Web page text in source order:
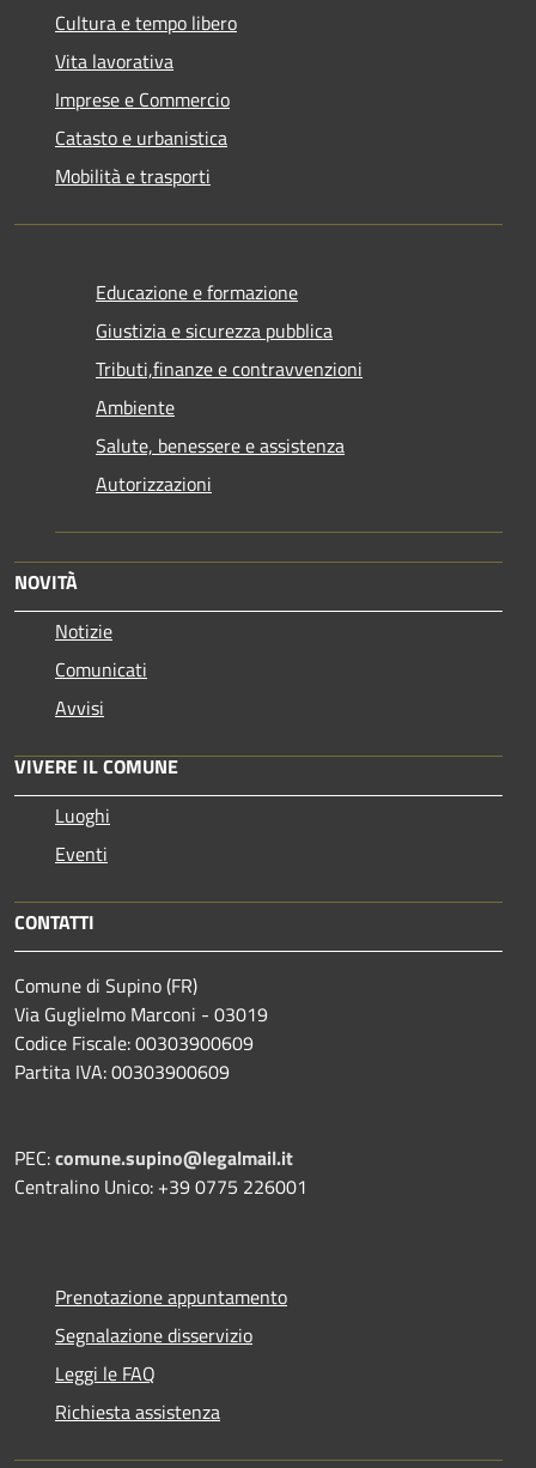
Cultura e tempo libero
Vita lavorativa
Imprese e Commercio
Catasto e urbanistica
Mobilità e trasporti
Educazione e formazione
Giustizia e sicurezza pubblica
Tributi,finanze e contravvenzioni
Ambiente
Salute, benessere e assistenza
Autorizzazioni
NOVITÀ
Notizie
Comunicati
Avvisi
VIVERE IL COMUNE
Luoghi
Eventi
CONTATTI
Comune di Supino (FR)
Via Guglielmo Marconi - 03019
Codice Fiscale: 00303900609
Partita IVA: 00303900609
PEC:comune.supino@legalmail.it
Centralino Unico: +39 0775 226001
Prenotazione appuntamento
Segnalazione disservizio
Leggi le FAQ
Richiesta assistenza